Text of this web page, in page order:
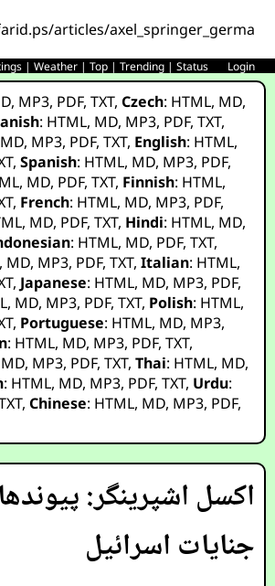
articles/
|Weather |Top |Trending |Status Login
, MP3, PDF,TXT,Czech: HTML, MD,
: HTML, MD, MP3, PDF,TXT,
MD, MP3, PDF,TXT, English: HTML,
,Spanish: HTML, MD, MP3, PDF,
, MD, PDF,TXT, Finnish: HTML,
, French: HTML, MD, MP3, PDF,
, MD, PDF,TXT, Hindi: HTML, MD,
: HTML, MD, PDF,TXT,
, MD, MP3, PDF,TXT,Italian: HTML,
, Japanese: HTML, MD, MP3, PDF,
, MD, MP3, PDF,TXT, Polish: HTML,
, Portuguese: HTML, MD, MP3,
: HTML, MD, MP3, PDF,TXT,
MD, MP3, PDF,TXT,Thai: HTML, MD,
: HTML, MD, MP3, PDF,TXT, Urdu:
,Chinese: HTML, MD, MP3, PDF,
اکسل اشپرینگر:
جنایات اسرائیل